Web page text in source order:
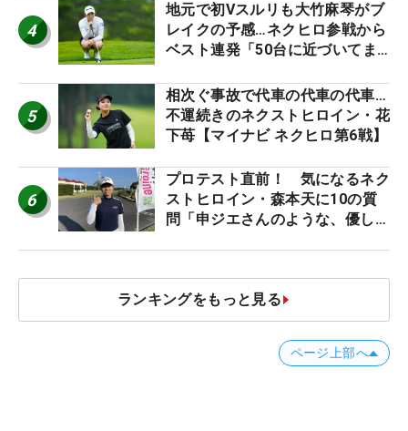
4
地元で初Vスルリも大竹麻琴がブ
レイクの予感…ネクヒロ参戦から
ベスト連発「50台に近づいてま
戦】
5
相次ぐ事故で代車の代車の代車…
不運続きのネクストヒロイン・花
下苺【マイナビ ネクヒロ第6戦】
6
プロテスト直前！ 気になるネク
ストヒロイン・森本天に10の質
問「申ジエさんのような、優しく
ランキングをもっと見る
ページ上部へ